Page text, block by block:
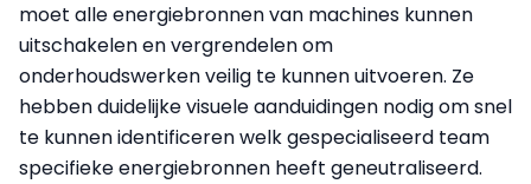
moet alle energiebronnen van machines kunnen
uitschakelen en vergrendelen om
onderhoudswerken veilig te kunnen uitvoeren. Ze
hebben duidelijke visuele aanduidingen nodig om snel
te kunnen identificeren welk gespecialiseerd team
specifieke energiebronnen heeft geneutraliseerd.